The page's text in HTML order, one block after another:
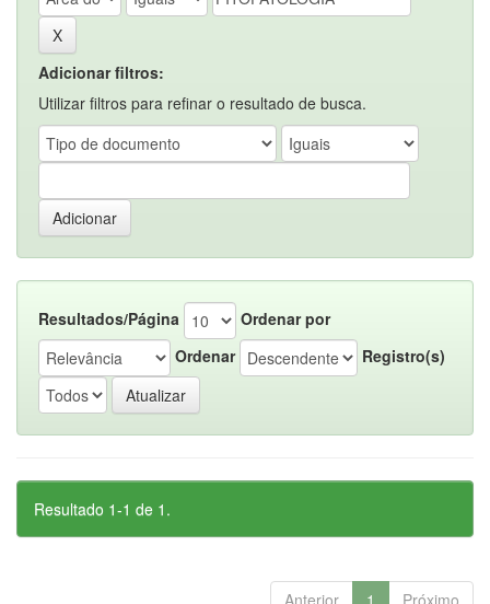
Adicionar filtros:
Utilizar filtros para refinar o resultado de busca.
Resultados/Página
Ordenar por
Ordenar
Registro(s)
Resultado 1-1 de 1.
Anterior 1 Próximo